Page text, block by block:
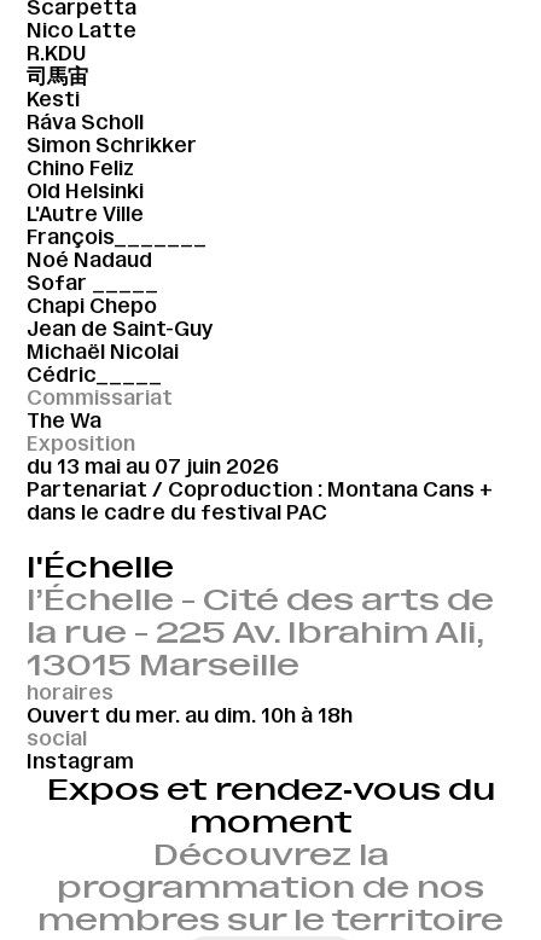
Scarpetta
Nico Latte
R.KDU
司馬宙
Kesti
Ráva Scholl
Simon Schrikker
Chino Feliz
Old Helsinki
L'Autre Ville
François_______
Noé Nadaud
Sofar _____
Chapi Chepo
Jean de Saint-Guy
Michaël Nicolai
Cédric_____
Commissariat
The Wa
Exposition
du 13 mai au 07 juin 2026
Partenariat / Coproduction : Montana Cans +
dans le cadre du festival PAC
l'Échelle
l’Échelle - Cité des arts de
la rue - 225 Av. Ibrahim Ali,
13015 Marseille
horaires
Ouvert du mer. au dim. 10h à 18h
social
Instagram
Expos et rendez‑vous du
moment
Découvrez la
programmation de nos
membres sur le territoire